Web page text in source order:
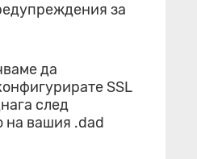
за
да
SSL
след
на вашия .dad